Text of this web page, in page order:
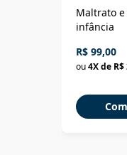
Maltrato
infância
R$ 99,00
ou4X de R$